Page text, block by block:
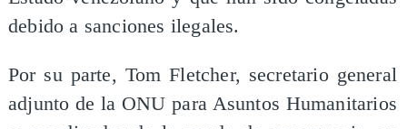
debido a sanciones ilegales.
Por su parte, Tom Fletcher, secretario general
adjunto de la ONU para Asuntos Humanitarios